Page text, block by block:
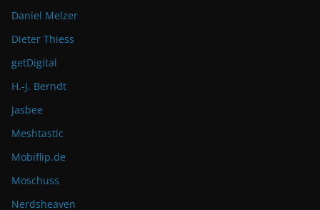
Daniel Melzer
Dieter Thiess
getDigital
H.-J. Berndt
Jasbee
Meshtastic
Mobiflip.de
Moschuss
Nerdsheaven